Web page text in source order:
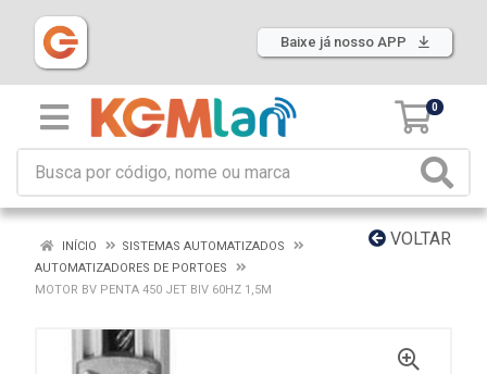
Baixe já nosso APP
0
VOLTAR
INÍCIO
SISTEMAS AUTOMATIZADOS
AUTOMATIZADORES DE PORTOES
MOTOR BV PENTA 450 JET BIV 60HZ 1,5M